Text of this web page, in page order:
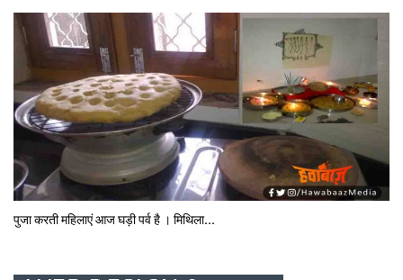
पुजा करती महिलाएं आज घड़ी पर्व है । मिथि‍ला...